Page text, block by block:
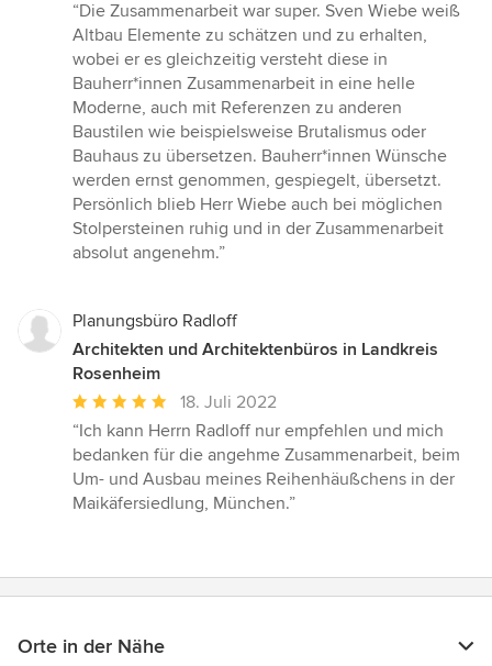
Bewertung:
5
von
5
Sternen
“Die Zusammenarbeit war super. Sven Wiebe weiß
Altbau Elemente zu schätzen und zu erhalten,
wobei er es gleichzeitig versteht diese in
Bauherr*innen Zusammenarbeit in eine helle
Moderne, auch mit Referenzen zu anderen
Baustilen wie beispielsweise Brutalismus oder
Bauhaus zu übersetzen. Bauherr*innen Wünsche
werden ernst genommen, gespiegelt, übersetzt.
Persönlich blieb Herr Wiebe auch bei möglichen
Stolpersteinen ruhig und in der Zusammenarbeit
absolut angenehm.”
Planungsbüro Radloff
Architekten und Architektenbüros in Landkreis
Rosenheim
Durchschnittliche
Bewertung:
5
von
5
18. Juli 2022
“Ich kann Herrn Radloff nur empfehlen und mich
bedanken für die angehme Zusammenarbeit, beim
Um- und Ausbau meines Reihenhäußchens in der
Maikäfersiedlung, München.”
Orte in der Nähe